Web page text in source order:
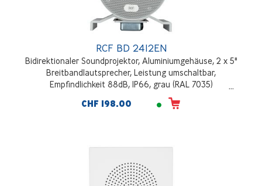
RCF BD 2412EN
Bidirektionaler Soundprojektor, Aluminiumgehäuse, 2 x 5"
Breitbandlautsprecher, Leistung umschaltbar,
Empfindlichkeit 88dB, IP66, grau (RAL 7035)
CHF 198.00